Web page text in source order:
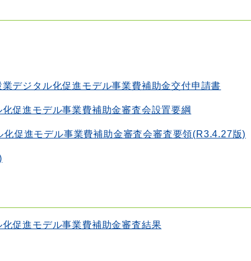
業デジタル化促進モデル事業費補助金交付申請書
促進モデル事業費補助金審査会設置要綱
促進モデル事業費補助金審査会審査要領(R3.4.27版)
促進モデル事業費補助金審査結果